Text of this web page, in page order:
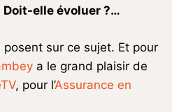
Doit-elle évoluer ?…
sur ce sujet. Et pour
a le grand plaisir de
, pour l’Assurance en